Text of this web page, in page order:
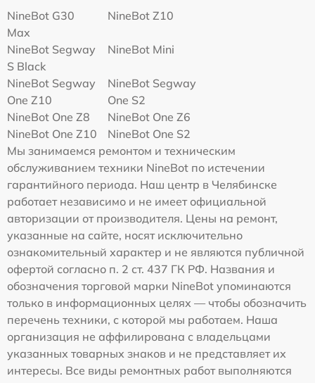
NineBot G30
Max
NineBot Z10
NineBot Segway
S Black
NineBot Mini
NineBot Segway
One Z10
NineBot Segway
One S2
NineBot One Z8
NineBot One Z6
NineBot One Z10
NineBot One S2
Мы занимаемся ремонтом и техническим
обслуживанием техники NineBot по истечении
гарантийного периода. Наш центр в Челябинске
работает независимо и не имеет официальной
авторизации от производителя. Цены на ремонт,
указанные на сайте, носят исключительно
ознакомительный характер и не являются публичной
офертой согласно п. 2 ст. 437 ГК РФ. Названия и
обозначения торговой марки NineBot упоминаются
только в информационных целях — чтобы обозначить
перечень техники, с которой мы работаем. Наша
организация не аффилирована с владельцами
указанных товарных знаков и не представляет их
интересы. Все виды ремонтных работ выполняются